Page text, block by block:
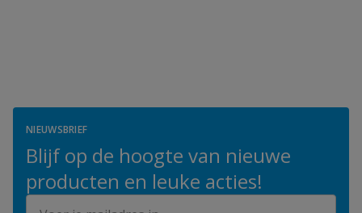
NIEUWSBRIEF
Blijf op de hoogte van nieuwe
producten en leuke acties!